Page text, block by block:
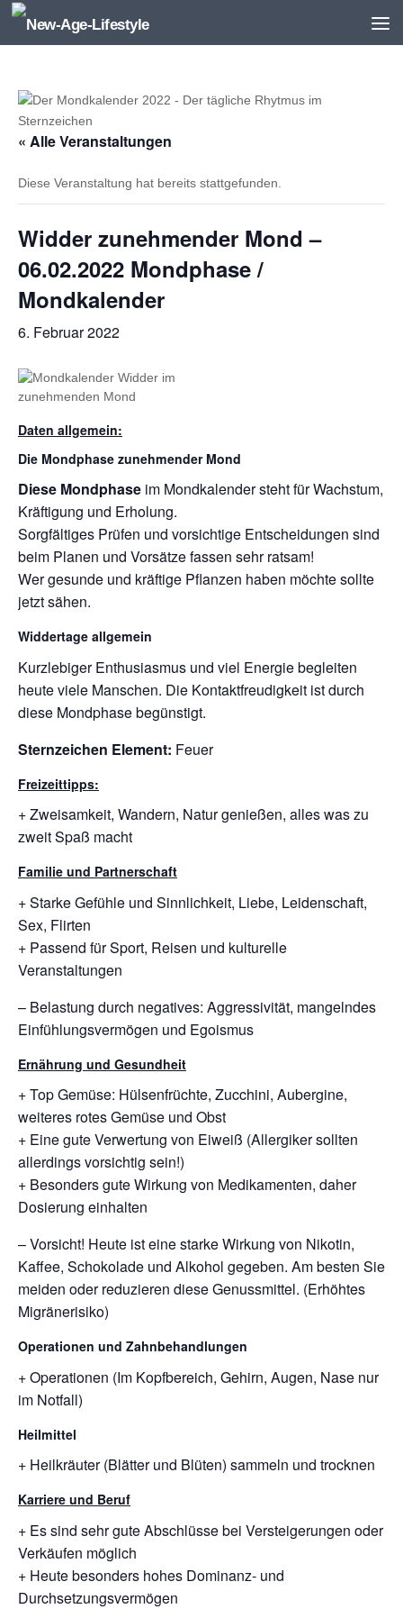
Zum Inhalt springen
« Alle Veranstaltungen
Diese Veranstaltung hat bereits stattgefunden.
Widder zunehmender Mond –
06.02.2022 Mondphase /
Mondkalender
6. Februar 2022
Daten allgemein:
Die Mondphase zunehmender Mond
Diese Mondphase im Mondkalender steht für Wachstum,
Kräftigung und Erholung.
Sorgfältiges Prüfen und vorsichtige Entscheidungen sind
beim Planen und Vorsätze fassen sehr ratsam!
Wer gesunde und kräftige Pflanzen haben möchte sollte
jetzt sähen.
Widdertage allgemein
Kurzlebiger Enthusiasmus und viel Energie begleiten
heute viele Manschen. Die Kontaktfreudigkeit ist durch
diese Mondphase begünstigt.
Sternzeichen Element: Feuer
Freizeittipps:
+ Zweisamkeit, Wandern, Natur genießen, alles was zu
zweit Spaß macht
Familie und Partnerschaft
+ Starke Gefühle und Sinnlichkeit, Liebe, Leidenschaft,
Sex, Flirten
+ Passend für Sport, Reisen und kulturelle
Veranstaltungen
– Belastung durch negatives: Aggressivität, mangelndes
Einfühlungsvermögen und Egoismus
Ernährung und Gesundheit
+ Top Gemüse: Hülsenfrüchte, Zucchini, Aubergine,
weiteres rotes Gemüse und Obst
+ Eine gute Verwertung von Eiweiß (Allergiker sollten
allerdings vorsichtig sein!)
+ Besonders gute Wirkung von Medikamenten, daher
Dosierung einhalten
– Vorsicht! Heute ist eine starke Wirkung von Nikotin,
Kaffee, Schokolade und Alkohol gegeben. Am besten Sie
meiden oder reduzieren diese Genussmittel. (Erhöhtes
Migränerisiko)
Operationen und Zahnbehandlungen
+ Operationen (Im Kopfbereich, Gehirn, Augen, Nase nur
im Notfall)
Heilmittel
+ Heilkräuter (Blätter und Blüten) sammeln und trocknen
Karriere und Beruf
+ Es sind sehr gute Abschlüsse bei Versteigerungen oder
Verkäufen möglich
+ Heute besonders hohes Dominanz- und
Durchsetzungsvermögen